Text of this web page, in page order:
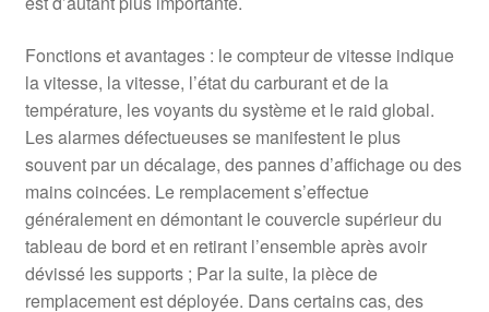
Fonctions et avantages : le compteur de vitesse indique
la vitesse, la vitesse, l’état du carburant et de la
température, les voyants du système et le raid global.
Les alarmes défectueuses se manifestent le plus
souvent par un décalage, des pannes d’affichage ou des
mains coincées. Le remplacement s’effectue
généralement en démontant le couvercle supérieur du
tableau de bord et en retirant l’ensemble après avoir
dévissé les supports ; Par la suite, la pièce de
remplacement est déployée. Dans certains cas, des